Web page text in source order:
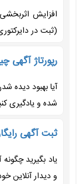
افزایش
(ثبت در
رپورتاژ آگهی
آیا بهبود دیده
شده و یادگیری
ثبت آگهی
یاد بگیرید
و دیدار آنلاین